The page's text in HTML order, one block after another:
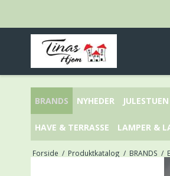
BRANDS NYHEDER JULESTUEN
HAVE & TERRASSE LAMPER &
Forside / Produktkatalog / BRANDS /